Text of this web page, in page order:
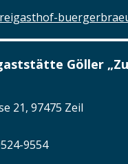
Göller
21, 97475 Zeil
9554